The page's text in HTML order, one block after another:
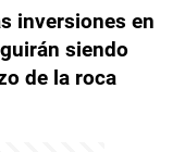
inversiones en
siendo
de la roca